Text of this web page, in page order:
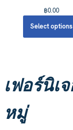
฿0.00
Select options
เฟอร์นิเ
หมู่